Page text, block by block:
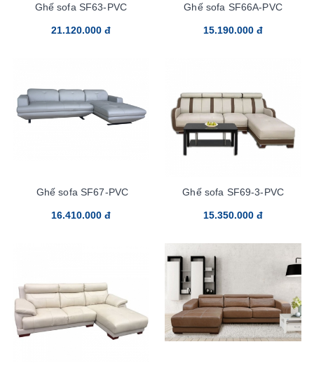
Ghế sofa SF63-PVC
21.120.000 đ
Ghế sofa SF66A-PVC
15.190.000 đ
Ghế sofa SF67-PVC
16.410.000 đ
Ghế sofa SF69-3-PVC
15.350.000 đ